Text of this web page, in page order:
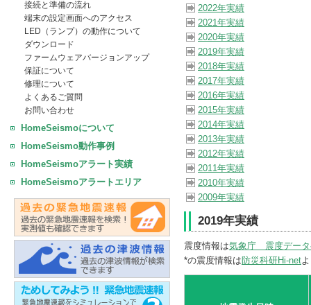
接続と準備の流れ
端末の設定画面へのアクセス
LED（ランプ）の動作について
ダウンロード
ファームウェアバージョンアップ
保証について
修理について
よくあるご質問
お問い合わせ
HomeSeismoについて
HomeSeismo動作事例
HomeSeismoアラート実績
HomeSeismoアラートエリア
2022年実績
2021年実績
2020年実績
2019年実績
2018年実績
2017年実績
2016年実績
2015年実績
2014年実績
2013年実績
2012年実績
2011年実績
2010年実績
2009年実績
2019年実績
震度情報は気象庁 震度データ
*の震度情報は防災科研Hi-net